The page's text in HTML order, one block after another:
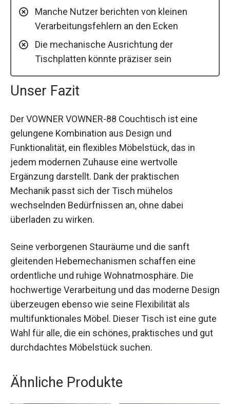
Manche Nutzer berichten von kleinen
Verarbeitungsfehlern an den Ecken
Die mechanische Ausrichtung der
Tischplatten könnte präziser sein
Unser Fazit
Der VOWNER VOWNER-88 Couchtisch ist eine
gelungene Kombination aus Design und
Funktionalität, ein flexibles Möbelstück, das in
jedem modernen Zuhause eine wertvolle
Ergänzung darstellt. Dank der praktischen
Mechanik passt sich der Tisch mühelos
wechselnden Bedürfnissen an, ohne dabei
überladen zu wirken.
Seine verborgenen Stauräume und die sanft
gleitenden Hebemechanismen schaffen eine
ordentliche und ruhige Wohnatmosphäre. Die
hochwertige Verarbeitung und das moderne Design
überzeugen ebenso wie seine Flexibilität als
multifunktionales Möbel. Dieser Tisch ist eine gute
Wahl für alle, die ein schönes, praktisches und gut
durchdachtes Möbelstück suchen.
Ähnliche Produkte